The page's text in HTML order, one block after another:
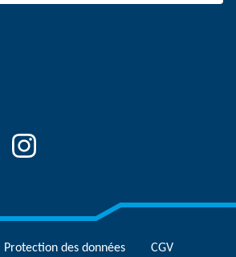
Protection des données CGV